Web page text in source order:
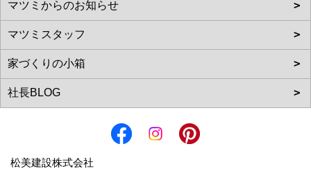
松美建設株式会社